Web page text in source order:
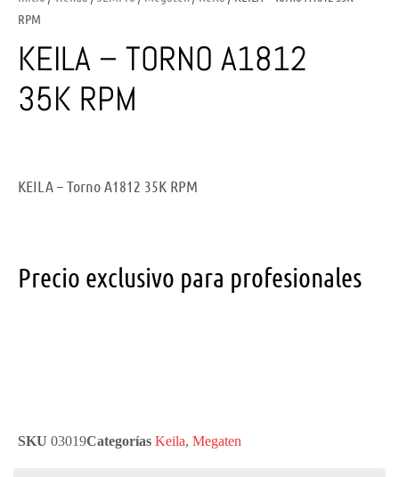
RPM
KEILA – TORNO A1812
35K RPM
KEILA – Torno A1812 35K RPM
Precio exclusivo para profesionales
SKU 03019Categorías Keila, Megaten